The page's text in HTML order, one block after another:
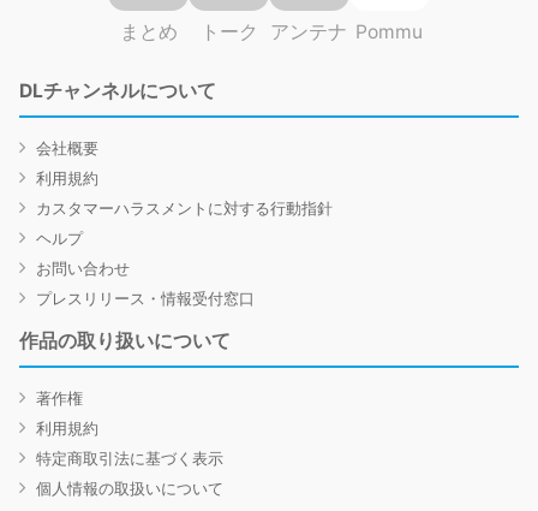
まとめ トーク アンテナ Pommu
DLチャンネルについて
会社概要
利用規約
カスタマーハラスメントに対する行動指針
ヘルプ
お問い合わせ
プレスリリース・情報受付窓口
作品の取り扱いについて
著作権
利用規約
特定商取引法に基づく表示
個人情報の取扱いについて